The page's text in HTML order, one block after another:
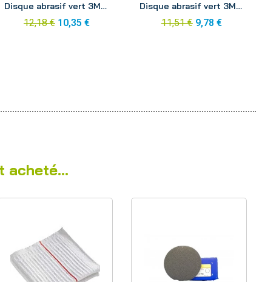
Disque abrasif vert 3M 355mm
12,18 € 10,35 €
Disque abrasif vert 3M 380mm
11,51 € 9,78 €
acheté...